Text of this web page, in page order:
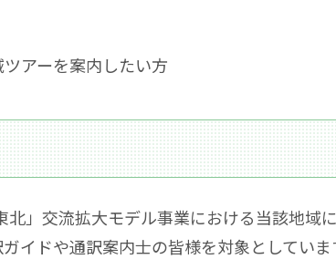
アーを案内したい方
」交流拡大モデル事業における当該地域
イドや通訳案内士の皆様を対象としていま